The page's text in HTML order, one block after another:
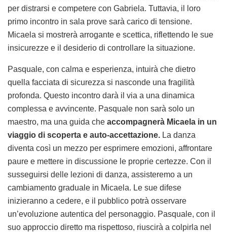
per distrarsi e competere con Gabriela. Tuttavia, il loro
primo incontro in sala prove sarà carico di tensione.
Micaela si mostrerà arrogante e scettica, riflettendo le sue
insicurezze e il desiderio di controllare la situazione.
Pasquale, con calma e esperienza, intuirà che dietro
quella facciata di sicurezza si nasconde una fragilità
profonda. Questo incontro darà il via a una dinamica
complessa e avvincente. Pasquale non sarà solo un
maestro, ma una guida che accompagnerà Micaela in un
viaggio di scoperta e auto-accettazione. La danza
diventa così un mezzo per esprimere emozioni, affrontare
paure e mettere in discussione le proprie certezze. Con il
susseguirsi delle lezioni di danza, assisteremo a un
cambiamento graduale in Micaela. Le sue difese
inizieranno a cedere, e il pubblico potrà osservare
un’evoluzione autentica del personaggio. Pasquale, con il
suo approccio diretto ma rispettoso, riuscirà a colpirla nel